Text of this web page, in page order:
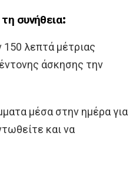
συνήθεια:
λεπτά μέτριας
άσκησης την
μέσα στην ημέρα για
και να